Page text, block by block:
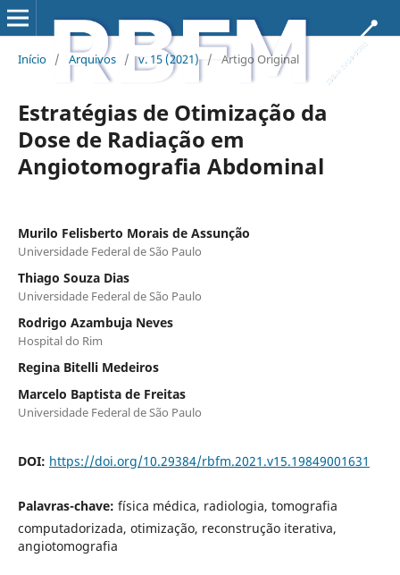
Início / Arquivos / v. 15 (2021) / Artigo Original
Estratégias de Otimização da
Dose de Radiação em
Angiotomografia Abdominal
Murilo Felisberto Morais de Assunção
Universidade Federal de São Paulo
Thiago Souza Dias
Universidade Federal de São Paulo
Rodrigo Azambuja Neves
Hospital do Rim
Regina Bitelli Medeiros
Marcelo Baptista de Freitas
Universidade Federal de São Paulo
DOI: https://doi.org/10.29384/rbfm.2021.v15.19849001631
Palavras-chave: física médica, radiologia, tomografia
computadorizada, otimização, reconstrução iterativa,
angiotomografia